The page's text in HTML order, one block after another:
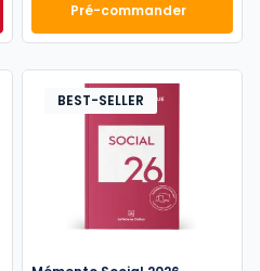
2026 à 215,00 € TTC
Pré-commander
Mémento
BEST-SELLER